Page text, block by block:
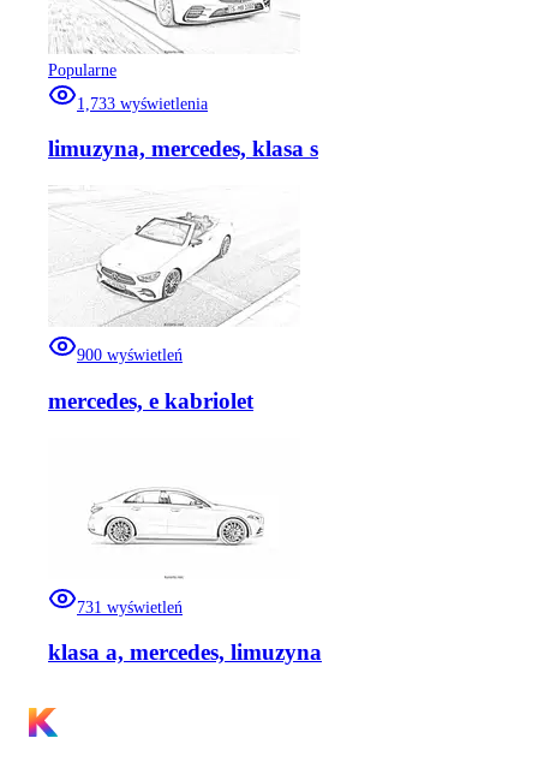
Popularne
1,733 wyświetlenia
limuzyna, mercedes, klasa s
900 wyświetleń
mercedes, e kabriolet
731 wyświetleń
klasa a, mercedes, limuzyna